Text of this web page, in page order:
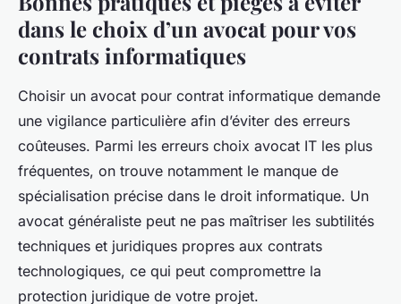
dans le choix d’un avocat pour vos
contrats informatiques
Choisir un avocat pour contrat informatique demande
une vigilance particulière afin d’éviter des erreurs
coûteuses. Parmi les erreurs choix avocat IT les plus
fréquentes, on trouve notamment le manque de
spécialisation précise dans le droit informatique. Un
avocat généraliste peut ne pas maîtriser les subtilités
techniques et juridiques propres aux contrats
technologiques, ce qui peut compromettre la
protection juridique de votre projet.